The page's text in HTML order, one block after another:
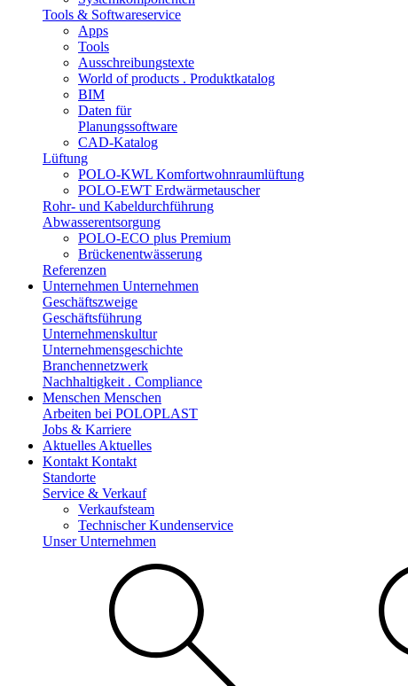
Tools & Softwareservice
Apps
Tools
Ausschreibungstexte
World of products . Produktkatalog
BIM
Daten für
Planungssoftware
CAD-Katalog
Lüftung
POLO-KWL Komfortwohnraumlüftung
POLO-EWT Erdwärmetauscher
Rohr- und Kabeldurchführung
Abwasserentsorgung
POLO-ECO plus Premium
Brückenentwässerung
Referenzen
Unternehmen Unternehmen
Geschäftszweige
Geschäftsführung
Unternehmenskultur
Unternehmensgeschichte
Branchennetzwerk
Nachhaltigkeit . Compliance
Menschen Menschen
Arbeiten bei POLOPLAST
Jobs & Karriere
Aktuelles Aktuelles
Kontakt Kontakt
Standorte
Service & Verkauf
Verkaufsteam
Technischer Kundenservice
Unser Unternehmen